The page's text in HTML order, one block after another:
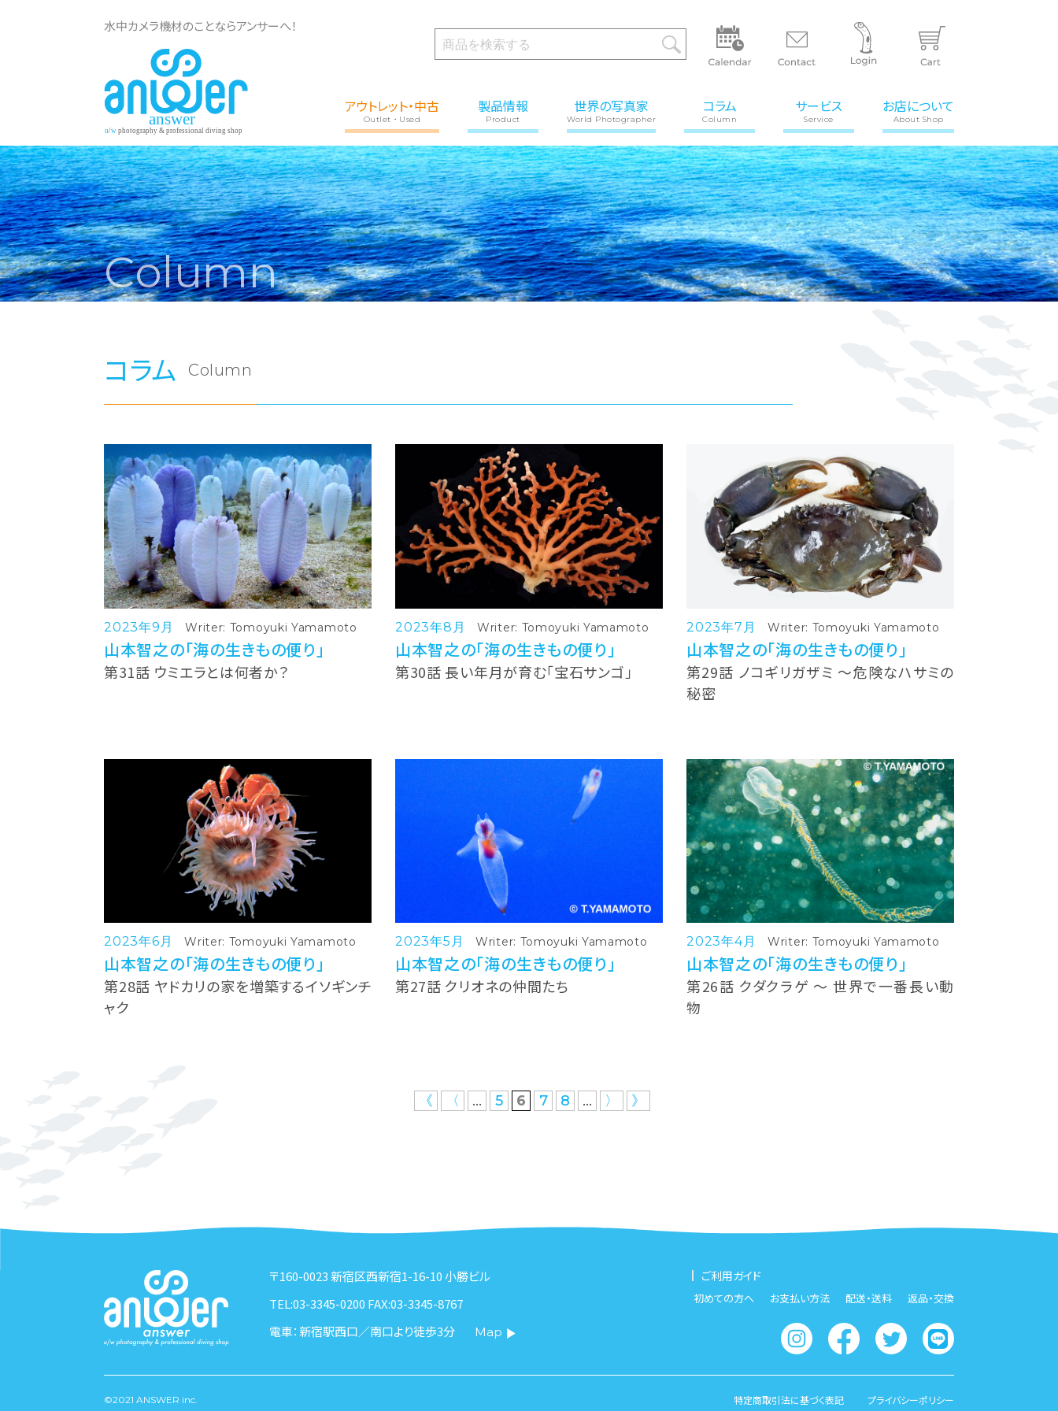
水中カメラ機材のことならアンサーへ！
アウトレット・中古
Outlet・Used
製品情報
Product
世界の写真家
World Photographer
コラム
Column
サービス
Service
お店について
About Shop
Column
コラム Column
2023年9月 Writer: Tomoyuki Yamamoto
山本智之の「海の生きもの便り」
第31話 ウミエラとは何者か？
2023年8月 Writer: Tomoyuki Yamamoto
山本智之の「海の生きもの便り」
第30話 長い年月が育む「宝石サンゴ」
2023年7月 Writer: Tomoyuki Yamamoto
山本智之の「海の生きもの便り」
第29話 ノコギリガザミ ～危険なハサミの
秘密
2023年6月 Writer: Tomoyuki Yamamoto
山本智之の「海の生きもの便り」
第28話 ヤドカリの家を増築するイソギンチ
ャク
2023年5月 Writer: Tomoyuki Yamamoto
山本智之の「海の生きもの便り」
第27話 クリオネの仲間たち
2023年4月 Writer: Tomoyuki Yamamoto
山本智之の「海の生きもの便り」
第26話 クダクラゲ ～ 世界で一番長い動
物
《 〈 ... 5 6 7 8 ... 〉 》
〒160-0023 新宿区西新宿1-16-10 小勝ビル
TEL:03-3345-0200 FAX:03-3345-8767
電車：新宿駅西口／南口より徒歩3分
Map
ご利用ガイド
初めての方へ お支払い方法 配送・送料 返品・交換
©2021 ANSWER inc. 特定商取引法に基づく表記 プライバシーポリシー